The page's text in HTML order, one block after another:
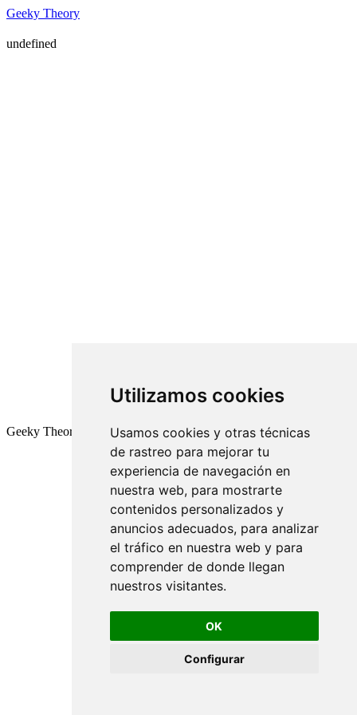
Utilizamos cookies
Usamos cookies y otras técnicas
de rastreo para mejorar tu
experiencia de navegación en
nuestra web, para mostrarte
contenidos personalizados y
anuncios adecuados, para analizar
el tráfico en nuestra web y para
comprender de donde llegan
nuestros visitantes.
OK
Configurar
Geeky Theory
undefined
Geeky Theory © 2026